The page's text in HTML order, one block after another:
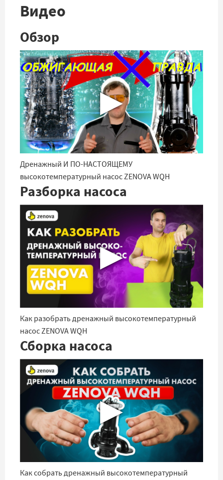
Видео
Обзор
▶
Дренажный И ПО-НАСТОЯЩЕМУ
высокотемпературный насос ZENOVA WQH
Разборка насоса
▶
Как разобрать дренажный высокотемпературный
насос ZENOVA WQH
Сборка насоса
▶
Как собрать дренажный высокотемпературный